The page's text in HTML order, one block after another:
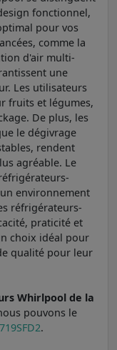
fonctionnel,
pour vos
comme la
d'air multi-
une
Les utilisateurs
fruits et légumes,
De plus, les
le dégivrage
rendent
agréable. Le
environnement
réfrigérateurs-
praticité et
choix idéal pour
qualité pour leur
Whirlpool de la
pouvons le
.